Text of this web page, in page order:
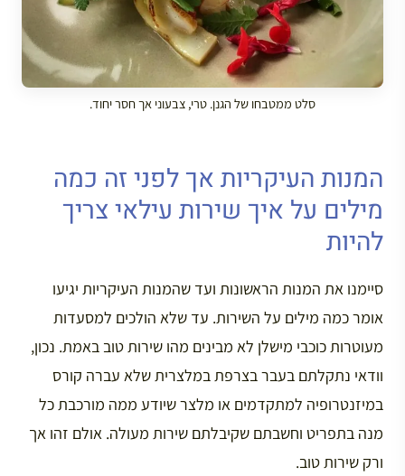
סלט ממטבחו של הגנן. טרי, צבעוני אך חסר יחוד.
המנות העיקריות אך לפני זה כמה
מילים על איך שירות עילאי צריך
להיות
סיימנו את המנות הראשונות ועד שהמנות העיקריות יגיעו
אומר כמה מילים על השירות. עד שלא הולכים למסעדות
מעוטרות כוכבי מישלן לא מבינים מהו שירות טוב באמת. נכון,
וודאי נתקלתם בעבר בצרפת במלצרית שלא עברה קורס
במיזנטרופיה למתקדמים או מלצר שיודע ממה מורכבת כל
מנה בתפריט וחשבתם שקיבלתם שירות מעולה. אולם זהו אך
ורק שירות טוב.